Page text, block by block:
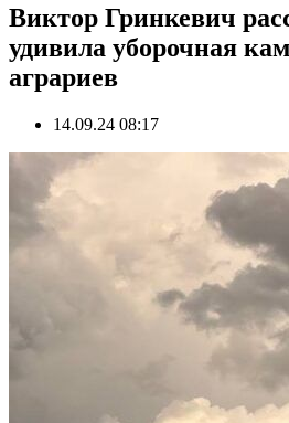
Виктор Гринкевич
удивила уборочная
аграриев
14.09.24 08:17